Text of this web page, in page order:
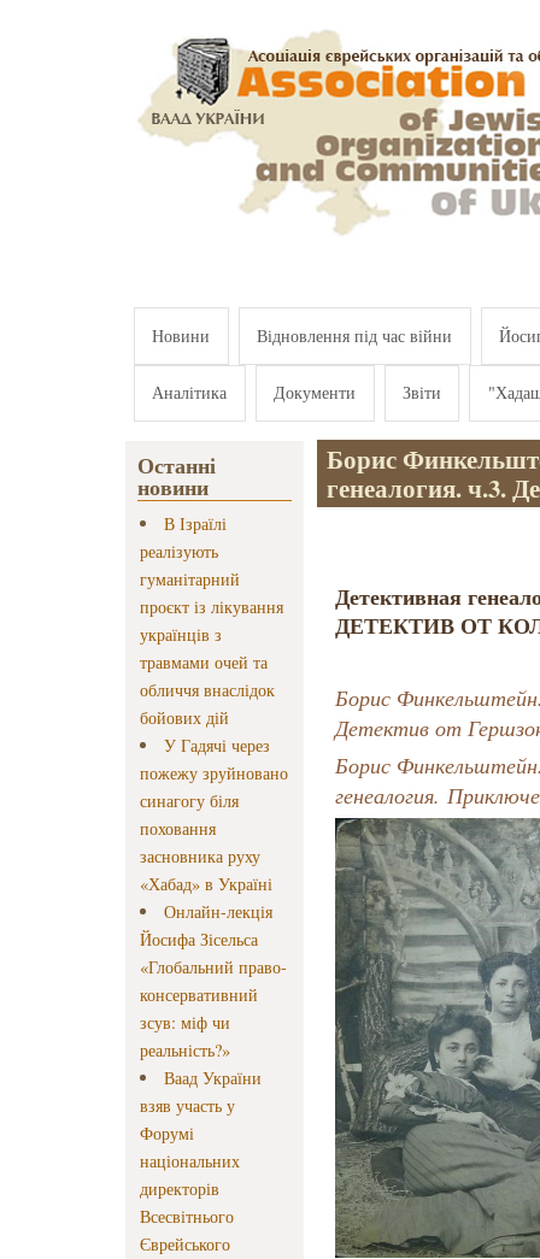
Новини Відновлення під час війни
Аналітика Документи Звіти
Останні
новини
В Ізраїлі
реалізують
гуманітарний
проєкт із лікування
українців з
травмами очей та
обличчя внаслідок
бойових дій
У Гадячі через
пожежу зруйновано
синагогу біля
поховання
засновника руху
«Хабад» в Україні
Онлайн-лекція
Йосифа Зісельса
«Глобальний право-
консервативний
зсув: міф чи
реальність?»
Ваад України
взяв участь у
Форумі
національних
директорів
Всесвітнього
Єврейського
Борис
генеалогия. ч.3.
Детективная
ДЕТЕКТИВ ОТ
Борис
Детектив от
Борис
генеалогия.